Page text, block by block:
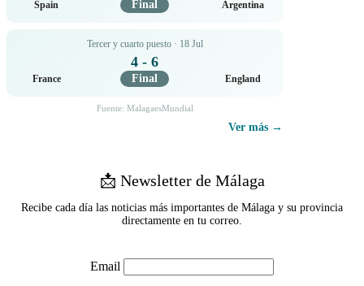
Spain Final Argentina
Tercer y cuarto puesto · 18 Jul
France
4 - 6
Final England
Fuente: MalagaesMundial
Ver más →
📩 Newsletter de Málaga
Recibe cada día las noticias más importantes de Málaga y su provincia
directamente en tu correo.
Email